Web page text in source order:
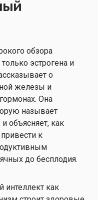
обзора
эстрогена и
о
железы и
Она
называет
объясняет, как
к
до бесплодия.
интеллект как